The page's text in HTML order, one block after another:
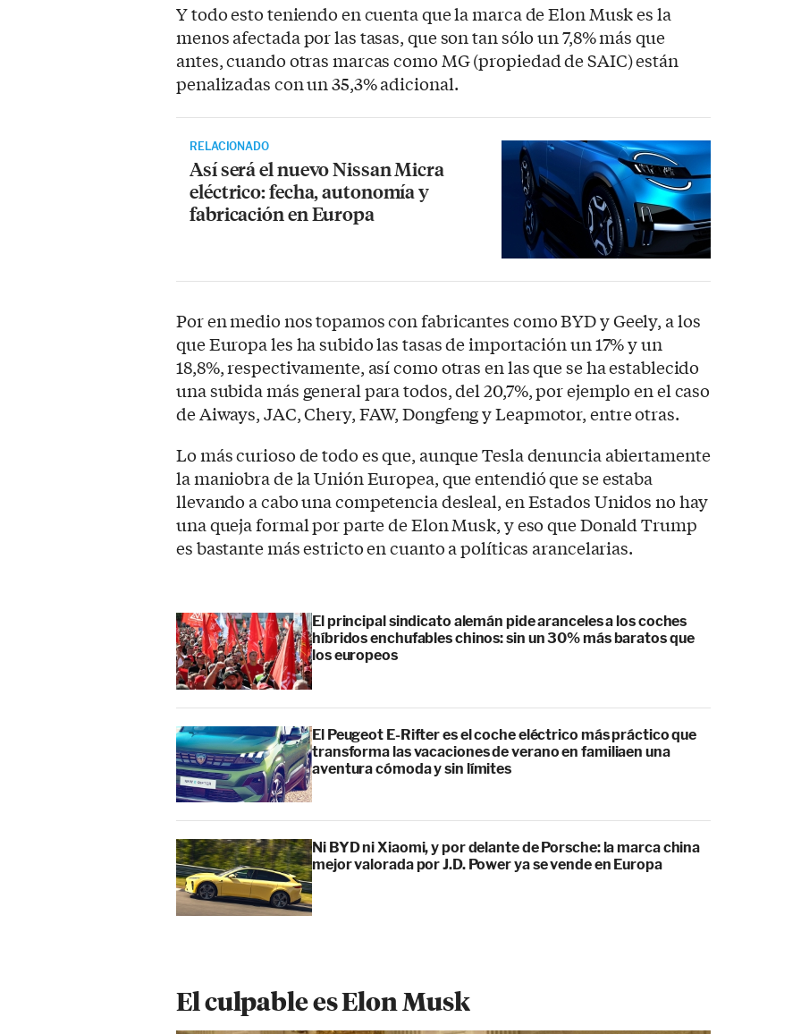
Y todo esto teniendo en cuenta que la marca de Elon Musk es la
menos afectada por las tasas, que son tan sólo un 7,8% más que
antes, cuando otras marcas como MG (propiedad de SAIC) están
penalizadas con un 35,3% adicional.
RELACIONADO
Así será el nuevo Nissan Micra
eléctrico: fecha, autonomía y
fabricación en Europa
Por en medio nos topamos con fabricantes como BYD y Geely, a los
que Europa les ha subido las tasas de importación un 17% y un
18,8%, respectivamente, así como otras en las que se ha establecido
una subida más general para todos, del 20,7%, por ejemplo en el caso
de Aiways, JAC, Chery, FAW, Dongfeng y Leapmotor, entre otras.
Lo más curioso de todo es que, aunque Tesla denuncia abiertamente
la maniobra de la Unión Europea, que entendió que se estaba
llevando a cabo una competencia desleal, en Estados Unidos no hay
una queja formal por parte de Elon Musk, y eso que Donald Trump
es bastante más estricto en cuanto a políticas arancelarias.
El principal sindicato alemán pide aranceles a los coches
híbridos enchufables chinos: sin un 30% más baratos que
los europeos
El Peugeot E-Rifter es el coche eléctrico más práctico que
transforma las vacaciones de verano en familiaen una
aventura cómoda y sin límites
Ni BYD ni Xiaomi, y por delante de Porsche: la marca china
mejor valorada por J.D. Power ya se vende en Europa
El culpable es Elon Musk